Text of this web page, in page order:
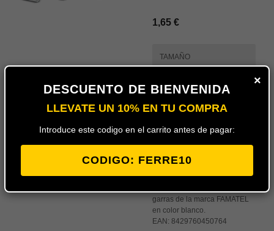
1,65 €
TAMAÑO
al
carrito
Tapa suelta redonda para caja
garras de la marca FAMATEL
en color blanco.
EAN: 8429760450764
×
DESCUENTO DE BIENVENIDA
LLEVATE UN 10% EN TU COMPRA
Introduce este codigo en el carrito antes de pagar:
CODIGO: FERRE10